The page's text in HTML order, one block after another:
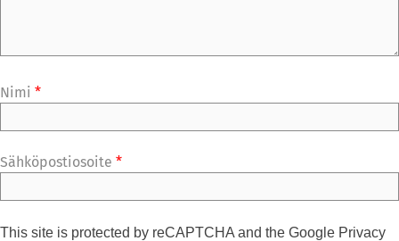
Nimi *
Sähköpostiosoite *
This site is protected by reCAPTCHA and the Google Privacy